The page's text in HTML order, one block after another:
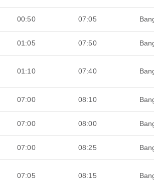
00:50 07:05
01:05 07:50
01:10 07:40
07:00 08:10
07:00 08:00
07:00 08:25
07:05 08:15